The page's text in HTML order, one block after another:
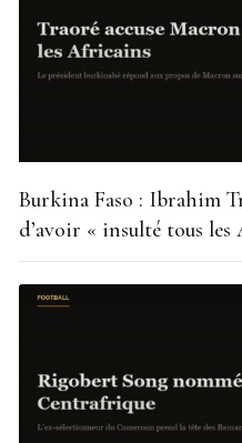
Burkina Faso : Ibrahim
d’avoir « insulté tous